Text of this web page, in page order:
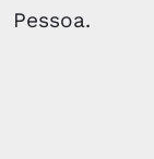
Pessoa.